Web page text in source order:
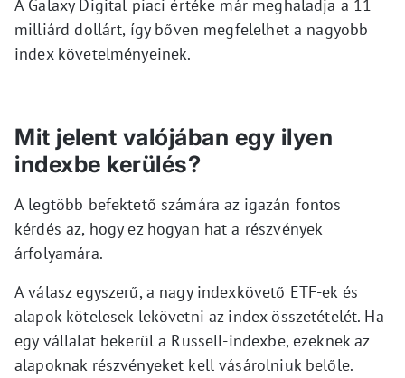
A Galaxy Digital piaci értéke már meghaladja a 11
milliárd dollárt, így bőven megfelelhet a nagyobb
index követelményeinek.
Mit jelent valójában egy ilyen
indexbe kerülés?
A legtöbb befektető számára az igazán fontos
kérdés az, hogy ez hogyan hat a részvények
árfolyamára.
A válasz egyszerű, a nagy indexkövető ETF-ek és
alapok kötelesek lekövetni az index összetételét. Ha
egy vállalat bekerül a Russell-indexbe, ezeknek az
alapoknak részvényeket kell vásárolniuk belőle.